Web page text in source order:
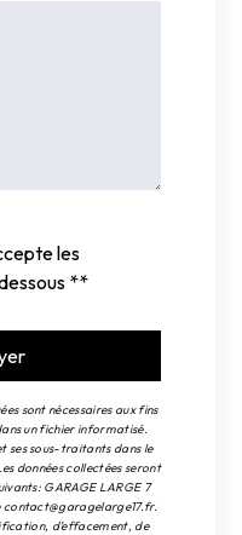
les
**
sont nécessaires aux fins
un fichier informatisé.
ses sous-traitants dans le
données collectées seront
GARAGE LARGE 7
contact@garagelarge17.fr.
d’effacement, de